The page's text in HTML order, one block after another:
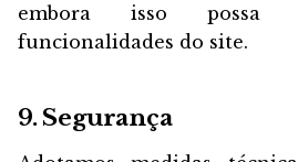
embora isso possa
funcionalidades do site.
9. Segurança